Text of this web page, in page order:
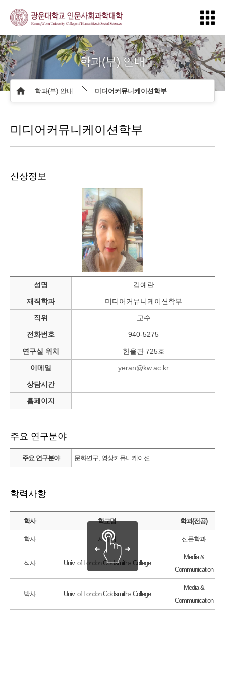
학과(부) 안내
학과(부) 안내 미디어커뮤니케이션학부
미디어커뮤니케이션학부
신상정보
성명 김예란
재직학과 미디어커뮤니케이션학부
직위 교수
전화번호 940-5275
연구실 위치 한울관 725호
이메일 yeran@kw.ac.kr
상담시간
홈페이지
주요 연구분야
주요 연구분야 문화연구, 영상커뮤니케이션
학력사항
학사 학교명 학과(전공)
학사 서울대 신문학과
석사 Univ. of London Goldsmiths College
Media &
Communication
박사 Univ. of London Goldsmiths College
Media &
Communication